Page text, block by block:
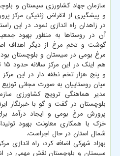
و پیشگیری از انقراض ژنتیکی مرکز
در زاهدان راه اندازی نمود. در این
آن در روستاها به منظور بهبود
گوشت و تخم مرغ از دیگر اهداف
مرغ بومی در سیستان و بلوچستان
و پنج هزار تخم نطفه دار در این
میان روستاییان به صورت مجانی
مدیر هماهنگی ترویج کشاورزی
بلوچستان در گفت و گو با خبرنگار
پرورش مرغ بومی و ایجاد درآمد
خزک با همکاری معاونت بهبود
شمال استان در حال اجراست.
بهزاد شهرکی اضافه کرد: راه اندازی
سیستان و بلوچستان نقش مهمی در